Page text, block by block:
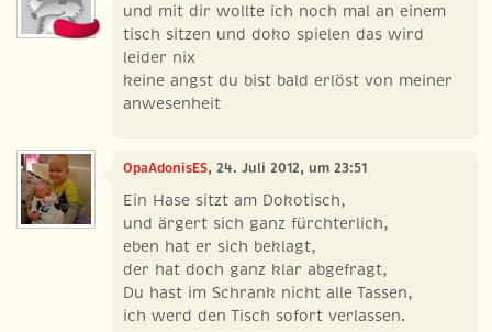
und mit dir wollte ich noch mal an einem
tisch sitzen und doko spielen das wird
leider nix
keine angst du bist bald erlöst von meiner
anwesenheit
OpaAdonisES, 24. Juli 2012, um 23:51
Ein Hase sitzt am Dokotisch,
und ärgert sich ganz fürchterlich,
eben hat er sich beklagt,
der hat doch ganz klar abgefragt,
Du hast im Schrank nicht alle Tassen,
ich werd den Tisch sofort verlassen.